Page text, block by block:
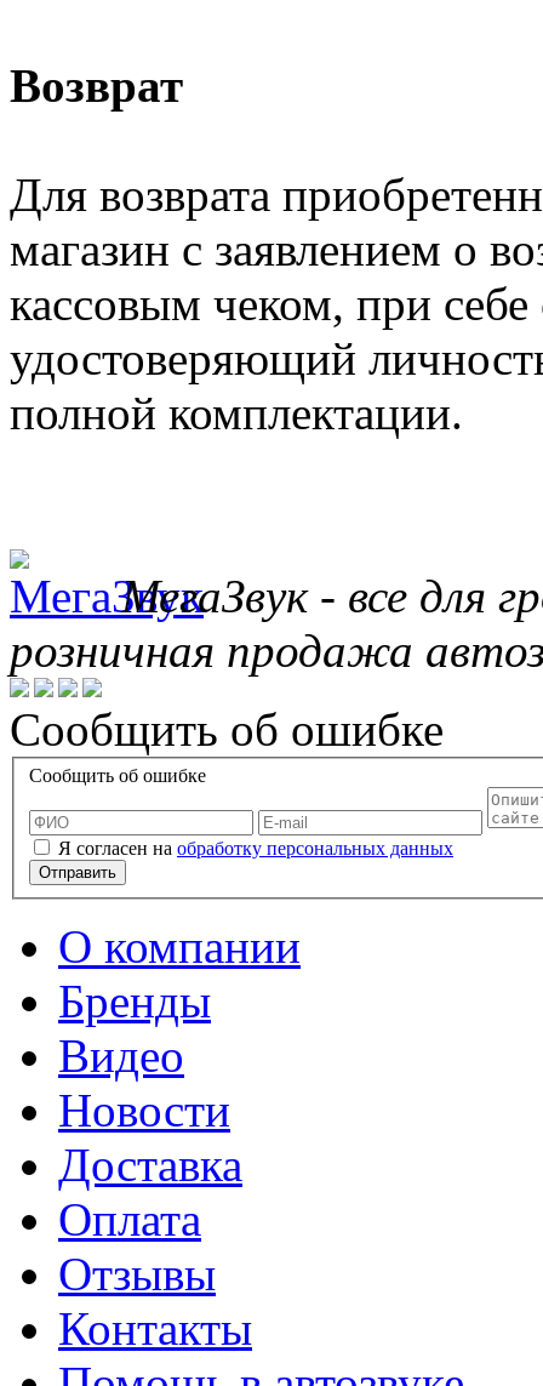
Возврат
Для возврата
магазин с заявлением о
кассовым чеком, при
удостоверяющий
полной комплектации.
МегаЗвук - все для
розничная продажа
Сообщить об ошибке
Сообщить об ошибке
Я согласен на обработку персональных данных
Отправить
О компании
Бренды
Видео
Новости
Доставка
Оплата
Отзывы
Контакты